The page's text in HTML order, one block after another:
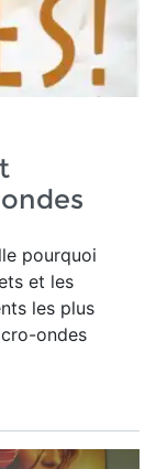
pourquoi
et les
les plus
ondes